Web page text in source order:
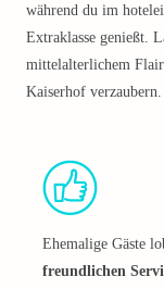
während du im
Extraklasse genießt.
mittelalterlichem
Kaiserhof verzaubern.
Ehemalige Gäste
freundlichen